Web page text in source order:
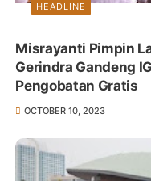
HEADLINE
Misrayanti Pimpin
Gerindra Gandeng
Pengobatan Gratis
OCTOBER 10, 2023